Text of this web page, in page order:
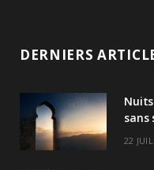
DERNIERS
sans
22